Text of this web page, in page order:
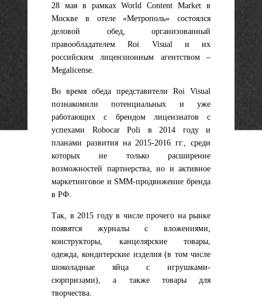
28 мая в рамках World Content Market в
Москве в отеле «Метрополь» состоялся
деловой обед, организованный
правообладателем Roi Visual и их
российским лицензионным агентством –
Megalicense.
Во время обеда представители Roi Visual
познакомили потенциальных и уже
работающих с брендом лицензиатов с
успехами Robocar Poli в 2014 году и
планами развития на 2015-2016 гг., среди
которых не только расширение
возможностей партнерства, но и активное
маркетинговое и SMM-продвижение бренда
в РФ.
Так, в 2015 году в числе прочего на рынке
появятся журналы с вложениями,
конструкторы, канцелярские товары,
одежда, кондитерские изделия (в том числе
шоколадные яйца с игрушками-
сюрпризами), а также товары для
творчества.